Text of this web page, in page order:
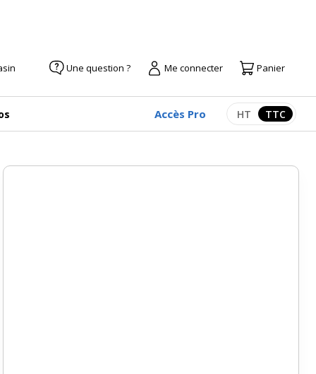
Une question ? Me connecter Panier
Accès Pro Afficher les
HT TTC